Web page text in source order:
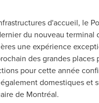
d'accueil, le
du nouveau
une expérience
des grandes
pour cette année
domestiques et
de Montréal.